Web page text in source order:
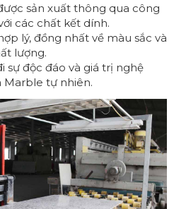
sản xuất thông qua công
các chất kết dính.
lý, đồng nhất về màu sắc và
lượng.
sự độc đáo và giá trị nghệ
tự nhiên.